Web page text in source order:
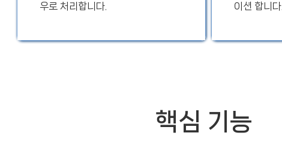
우로 처리합니다.
이션 합니다.
핵심 기능